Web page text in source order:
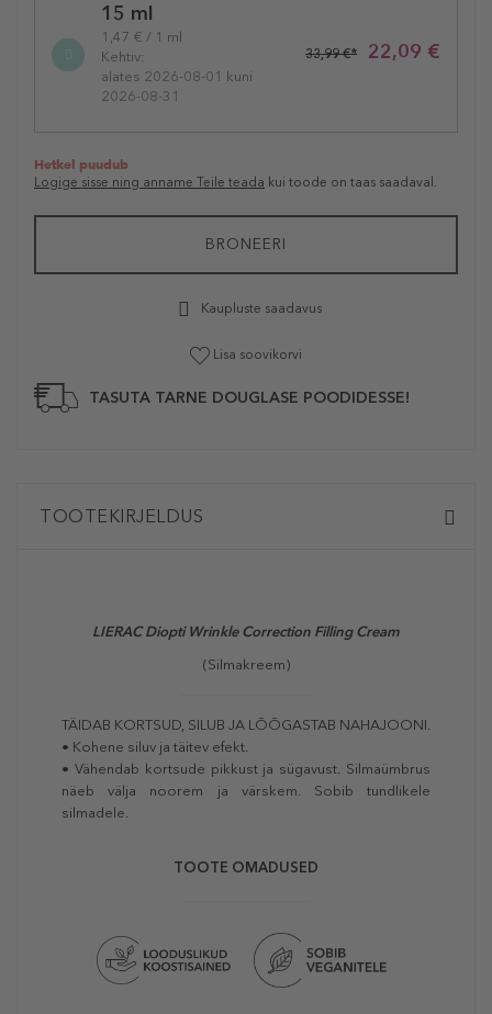
variation15 ml
1,47 € / 1 ml
Kehtiv:
alates 2026-08-01 kuni
2026-08-31
22,09 €
33,99 €*
Hetkel puudub
Logige sisse ning anname Teile teada kui toode on taas saadaval.
BRONEERI
Kaupluste saadavus
Lisa soovikorvi
TASUTA TARNE DOUGLASE POODIDESSE!
TOOTEKIRJELDUS
LIERAC Diopti Wrinkle Correction Filling Cream
(Silmakreem)
TÄIDAB KORTSUD, SILUB JA LÕÕGASTAB NAHAJOONI.
• Kohene siluv ja täitev efekt.
• Vähendab kortsude pikkust ja sügavust. Silmaümbrus
näeb välja noorem ja värskem. Sobib tundlikele
silmadele.
TOOTE OMADUSED